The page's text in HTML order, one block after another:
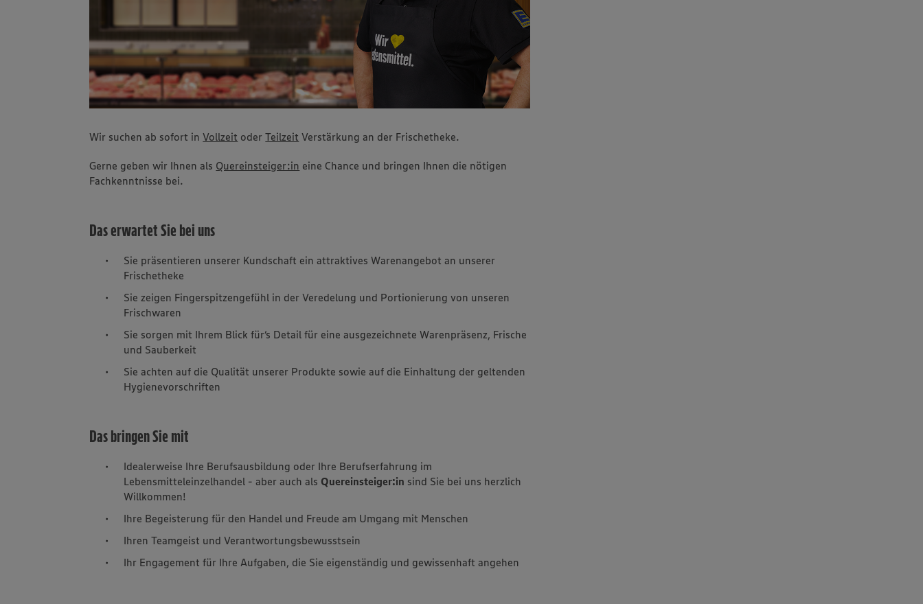
Wir suchen ab sofort inVollzeit oderTeilzeit Verstärkung an der Frischetheke.
Gerne geben wir Ihnen als Quereinsteiger:in eine Chance und bringen Ihnen die nötigen
Fachkenntnisse bei.
Das erwartet Sie bei uns
Sie präsentieren unserer Kundschaft ein attraktives Warenangebot an unserer
Frischetheke
Sie zeigen Fingerspitzengefühl in der Veredelung und Portionierung von unseren
Frischwaren
Sie sorgen mit Ihrem Blick für‘s Detail für eine ausgezeichnete Warenpräsenz, Frische
und Sauberkeit
Sie achten auf die Qualität unserer Produkte sowie auf die Einhaltung der geltenden
Hygienevorschriften
Das bringen Sie mit
Idealerweise Ihre Berufsausbildung oder Ihre Berufserfahrung im
Lebensmitteleinzelhandel - aber auch als Quereinsteiger:in sind Sie bei uns herzlich
Willkommen!
Ihre Begeisterung für den Handel und Freude am Umgang mit Menschen
Ihren Teamgeist und Verantwortungsbewusstsein
Ihr Engagement für Ihre Aufgaben, die Sie eigenständig und gewissenhaft angehen